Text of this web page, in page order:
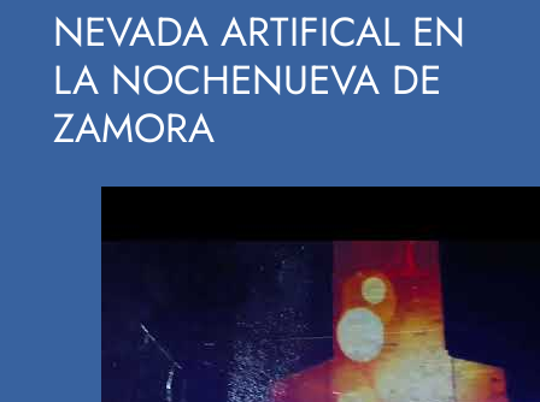
NEVADA ARTIFICAL EN
LA NOCHENUEVA DE
ZAMORA